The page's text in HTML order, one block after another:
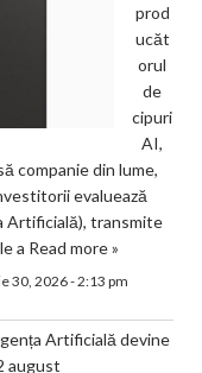
prod
ucăt
orul
de
cipuri
AI,
companie din lume,
evaluează
Artificială), transmite
a Read more »
30, 2026 - 2:13 pm
Artificială devine
august